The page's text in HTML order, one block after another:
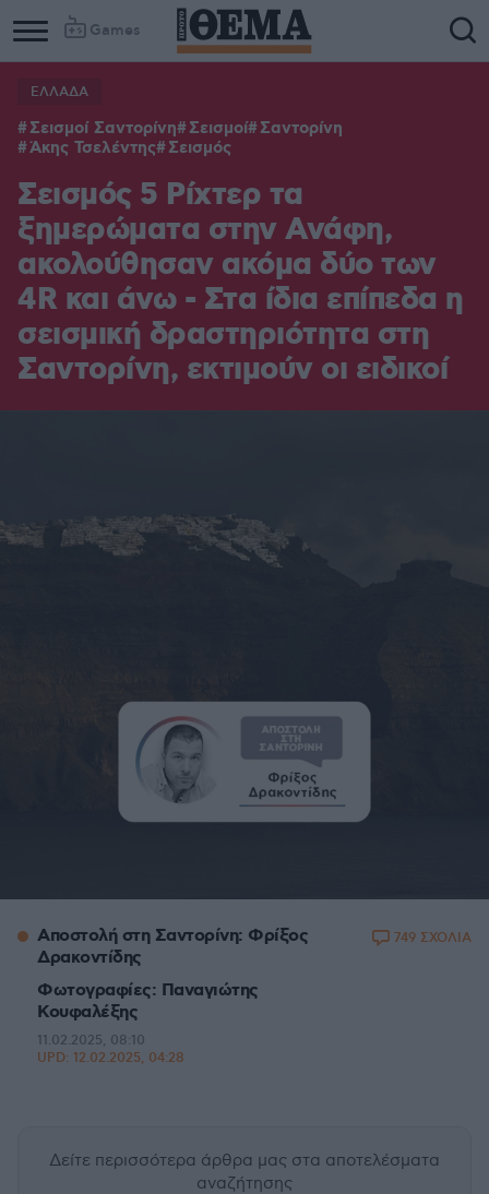
Games
ΕΛΛΑΔΑ
Σεισμοί Σαντορίνη Σεισμοί Σαντορίνη
Άκης Τσελέντης Σεισμός
Σεισμός 5 Ρίχτερ τα
ξημερώματα στην Ανάφη,
ακολούθησαν ακόμα δύο των
4R και άνω - Στα ίδια επίπεδα η
σεισμική δραστηριότητα στη
Σαντορίνη, εκτιμούν οι ειδικοί
Αποστολή στη Σαντορίνη: Φρίξος
Δρακοντίδης
Φωτογραφίες: Παναγιώτης
Κουφαλέξης
11.02.2025, 08:10
UPD: 12.02.2025, 04:28
749 ΣΧΟΛΙΑ
Δείτε περισσότερα άρθρα μας στα αποτελέσματα
αναζήτησης